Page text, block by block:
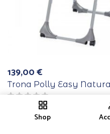
Shop
139,00€
Trona Polly Easy